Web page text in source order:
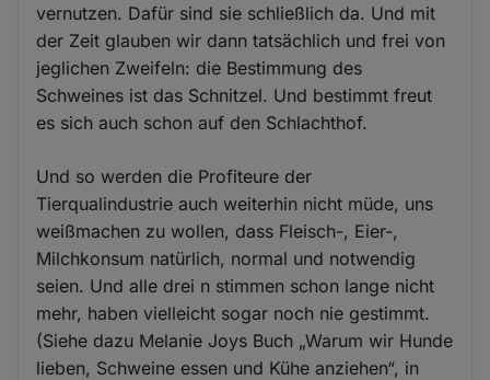
vernutzen. Dafür sind sie schließlich da. Und mit
der Zeit glauben wir dann tatsächlich und frei von
jeglichen Zweifeln: die Bestimmung des
Schweines ist das Schnitzel. Und bestimmt freut
es sich auch schon auf den Schlachthof.
Und so werden die Profiteure der
Tierqualindustrie auch weiterhin nicht müde, uns
weißmachen zu wollen, dass Fleisch-, Eier-,
Milchkonsum natürlich, normal und notwendig
seien. Und alle drei n stimmen schon lange nicht
mehr, haben vielleicht sogar noch nie gestimmt.
(Siehe dazu Melanie Joys Buch „Warum wir Hunde
lieben, Schweine essen und Kühe anziehen“, in